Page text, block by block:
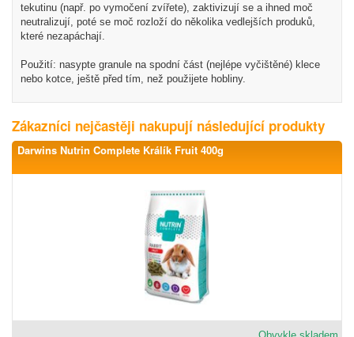
tekutinu (např. po vymočení zvířete), zaktivizují se a ihned moč
neutralizují, poté se moč rozloží do několika vedlejších produků,
které nezapáchají.
Použití: nasypte granule na spodní část (nejlépe vyčištěné) klece
nebo kotce, ještě před tím, než použijete hobliny.
Zákazníci nejčastěji nakupují následující produkty
Darwins Nutrin Complete Králík Fruit 400g